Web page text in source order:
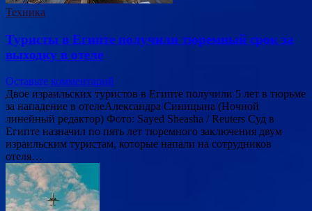
Техника
Туристы в Египте получили тюремный срок за
выходку в отеле
Оставьте комментарий
Двое израильских туристов в Египте получили 5 лет в тюрьме
за нападение в отелеАлександра Синицына (Ночной
линейный редактор) Фото: Sayed Sheasha / Reuters Суд в
Египте назначил по пять лет тюремного заключения двум
израильским туристам, которые напали на сотрудников
отеля…